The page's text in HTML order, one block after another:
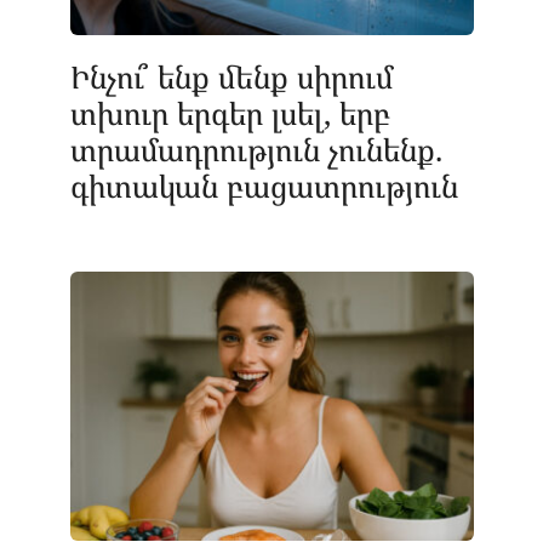
Ինչու՞ ենք մենք սիրում
տխուր երգեր լսել, երբ
տրամադրություն չունենք.
գիտական բացատրություն